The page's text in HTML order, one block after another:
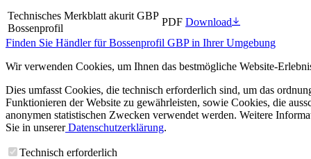
Technisches Merkblatt akurit GBP
Bossenprofil
PDF Download
Finden Sie Händler für Bossenprofil GBP in Ihrer Umgebung
Wir verwenden Cookies, um Ihnen das bestmögliche Website-
Dies umfasst Cookies, die technisch erforderlich sind, um das
Funktionieren der Website zu gewährleisten, sowie Cookies, die
anonymen statistischen Zwecken verwendet werden. Weitere
Sie in unsererDatenschutzerklärung.
Technisch erforderlich